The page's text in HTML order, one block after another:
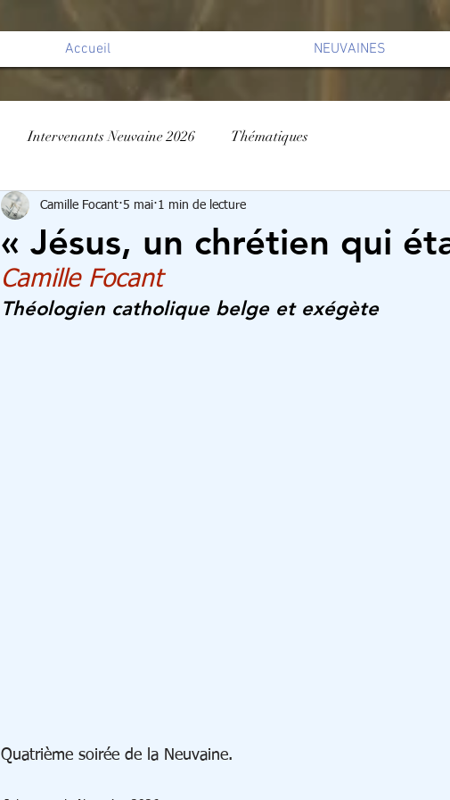
Accueil NEUVAINES
Intervenants Neuvaine 2026 Thématiques
« Jésus, un chrétien qui
Camille Focant 5 mai 1 min de lecture
Camille Focant
Théologien catholique belge et exégète
Quatrième soirée de la Neuvaine.